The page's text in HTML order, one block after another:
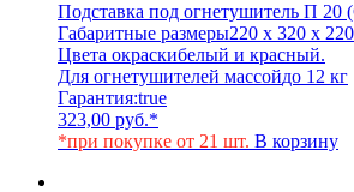
Подставка под огнетушитель П 20
Габаритные размеры220 х 320 х
Цвета окраскибелый и красный.
Для огнетушителей массойдо 12 кг
Гарантия:true
323,00 руб.*
*при покупке от 21 шт. В корзину